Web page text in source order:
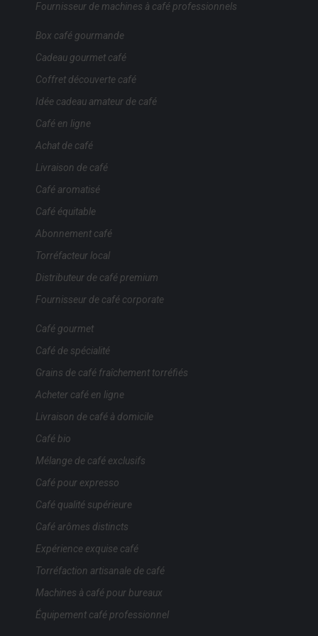
Fournisseur de machines à café professionnels
Box café gourmande
Cadeau gourmet café
Coffret découverte café
Idée cadeau amateur de café
Café en ligne
Achat de café
Livraison de café
Café aromatisé
Café équitable
Abonnement café
Torréfacteur local
Distributeur de café premium
Fournisseur de café corporate
Café gourmet
Café de spécialité
Grains de café fraîchement torréfiés
Acheter café en ligne
Livraison de café à domicile
Café bio
Mélange de café exclusifs
Café pour expresso
Café qualité supérieure
Café arômes distincts
Expérience exquise café
Torréfaction artisanale de café
Machines à café pour bureaux
Équipement café professionnel